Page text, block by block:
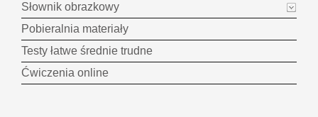
Słownik obrazkowy
Pobieralnia materiały
Testy łatwe średnie trudne
Ćwiczenia online